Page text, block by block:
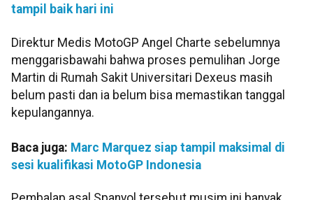
tampil baik hari ini
Direktur Medis MotoGP Angel Charte sebelumnya
menggarisbawahi bahwa proses pemulihan Jorge
Martin di Rumah Sakit Universitari Dexeus masih
belum pasti dan ia belum bisa memastikan tanggal
kepulangannya.
Baca juga: Marc Marquez siap tampil maksimal di
sesi kualifikasi MotoGP Indonesia